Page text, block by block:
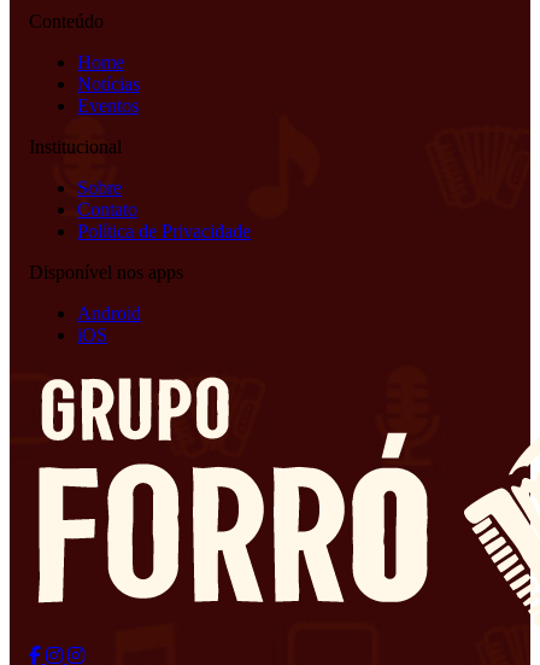
Conteúdo
Home
Notícias
Eventos
Institucional
Sobre
Contato
Política de Privacidade
Disponível nos apps
Android
iOS